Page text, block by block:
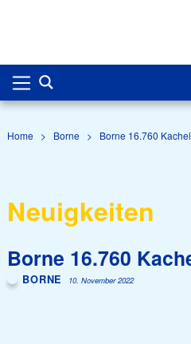
Home > Borne > Borne 16.760
Neuigkeiten
Borne 16.760
BORNE 10. November 2022